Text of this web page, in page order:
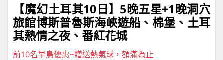
【魔幻土耳其10日】5晚五星+1晚洞穴
旅館博斯普魯斯海峽遊船、棉堡、土耳
其熱情之夜、番紅花城
前10名早鳥優惠~贈送熱氣球，額滿為止